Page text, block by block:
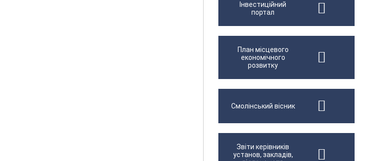
Інвестиційний
портал
План місцевого
економічного
розвитку
Смолінський вісник
Звіти керівників
установ, закладів,